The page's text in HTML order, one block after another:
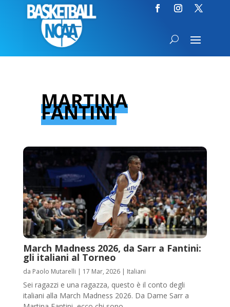
MARTINA
FANTINI
March Madness 2026, da Sarr a Fantini:
gli italiani al Torneo
da Paolo Mutarelli | 17 Mar, 2026| Italiani
Sei ragazzi e una ragazza, questo è il conto degli
italiani alla March Madness 2026. Da Dame Sarr a